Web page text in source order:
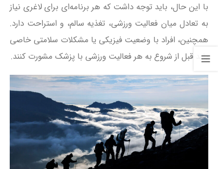
با این حال، باید توجه داشت که هر برنامه‌ای برای لاغری نیاز
به تعادل میان فعالیت ورزشی، تغذیه سالم، و استراحت دارد.
همچنین، افراد با وضعیت فیزیکی یا مشکلات سلامتی خاصی
باید قبل از شروع به هر فعالیت ورزشی با پزشک مشورت کنند.